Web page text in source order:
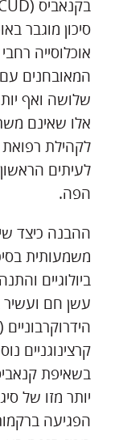
סיכון מוגבר
אוכלוסייה
שלושה ואף
אלו שאינם
לקהילת
לעיתים
הפה.
ההבנה כיצד
משמעותית
ביולוגיים
עשן חם ועשיר
קרצינוגניים
בשאיפת
יותר מזו של
הפגיעה